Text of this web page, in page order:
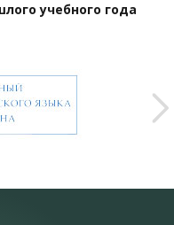
учебного года